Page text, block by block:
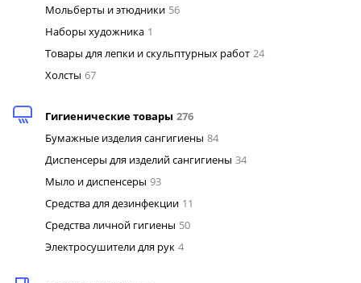
Мольберты и этюдники 56
Наборы художника 1
Товары для лепки и скульптурных работ 24
Холсты 67
Гигиенические товары 276
Бумажные изделия сангигиены 84
Диспенсеры для изделий сангигиены 34
Мыло и диспенсеры 93
Средства для дезинфекции 11
Средства личной гигиены 50
Электросушители для рук 4